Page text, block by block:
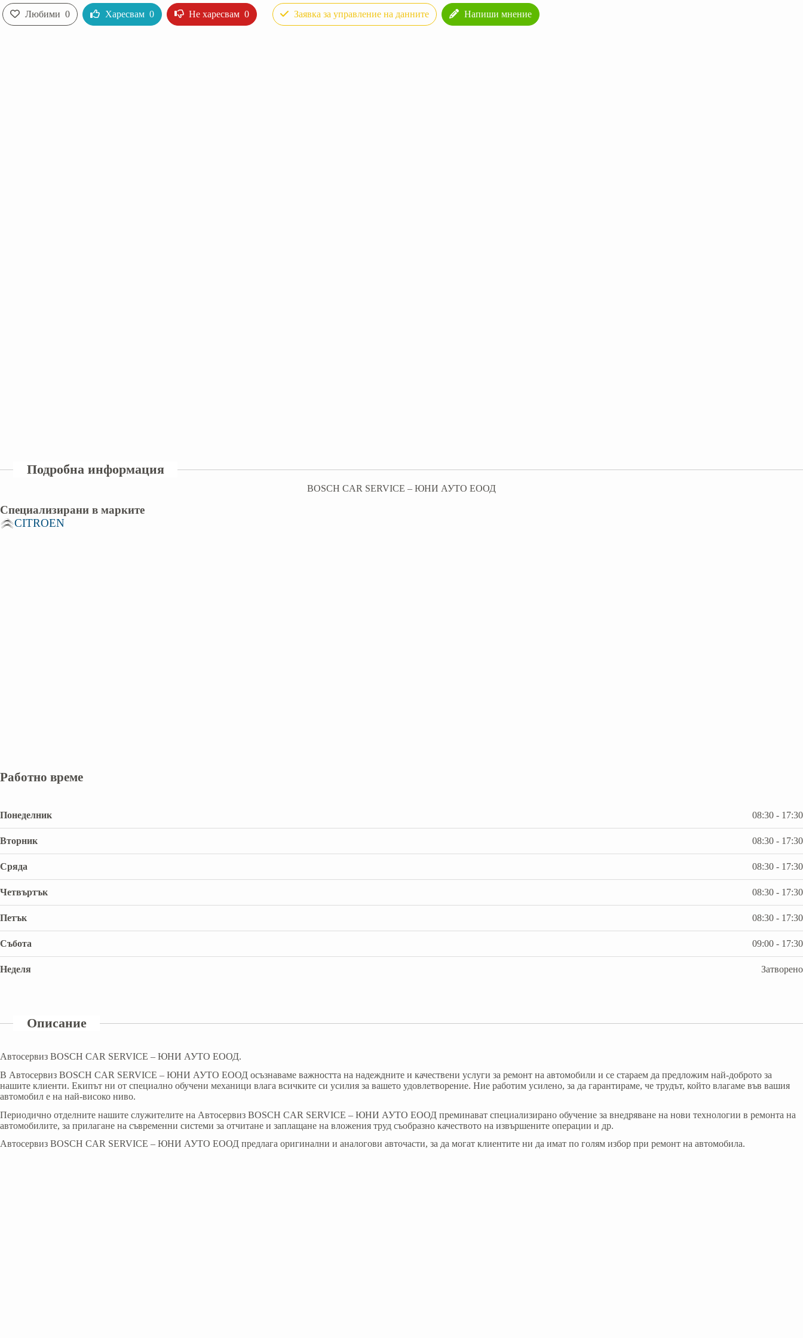
Любими 0 Харесвам 0 Не харесвам 0 Заявка за управление на данните Напиши мнение
Подробна информация
BOSCH CAR SERVICE – ЮНИ АУТО ЕООД
Специализирани в марките
CITROEN
Работно време
Понеделник 08:30 - 17:30
Вторник 08:30 - 17:30
Сряда 08:30 - 17:30
Четвъртък 08:30 - 17:30
Петък 08:30 - 17:30
Събота 09:00 - 17:30
Неделя Затворено
Описание
Автосервиз BOSCH CAR SERVICE – ЮНИ АУТО ЕООД.
В Aвтосервиз BOSCH CAR SERVICE – ЮНИ АУТО ЕООД осъзнаваме важността на надеждните и качествени услуги за ремонт на автомобили и се стараем да предложим най-доброто за
нашите клиенти. Екипът ни от специално обучени механици влага всичките си усилия за вашето удовлетворение. Ние работим усилено, за да гарантираме, че трудът, който влагаме във вашия
автомобил е на най-високо ниво.
Периодично отделните нашите служителите на Автосервиз BOSCH CAR SERVICE – ЮНИ АУТО ЕООД преминават специализирано обучение за внедряване на нови технологии в ремонта на
автомобилите, за прилагане на съвременни системи за отчитане и заплащане на вложения труд съобразно качеството на извършените операции и др.
Автосервиз BOSCH CAR SERVICE – ЮНИ АУТО ЕООД предлага оригинални и аналогови авточасти, за да могат клиентите ни да имат по голям избор при ремонт на автомобила.